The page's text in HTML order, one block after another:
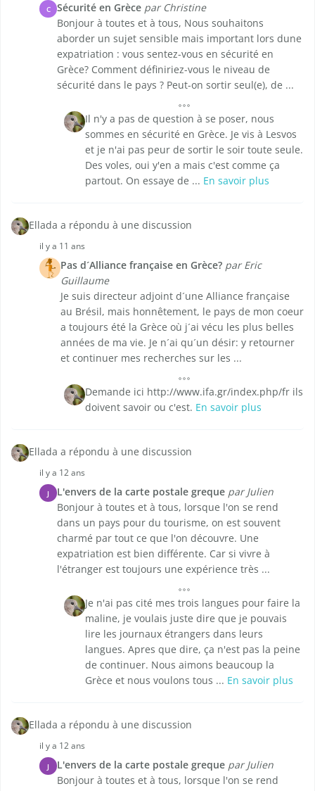
C Sécurité en Grèce par Christine
Bonjour à toutes et à tous, Nous souhaitons
aborder un sujet sensible mais important lors dune
expatriation : vous sentez-vous en sécurité en
Grèce? Comment définiriez-vous le niveau de
sécurité dans le pays ? Peut-on sortir seul(e), de ...
Il n'y a pas de question à se poser, nous
sommes en sécurité en Grèce. Je vis à Lesvos
et je n'ai pas peur de sortir le soir toute seule.
Des voles, oui y'en a mais c'est comme ça
partout. On essaye de ... En savoir plus
Ellada a répondu à une discussion
il y a 11 ans
Pas d´Alliance française en Grèce? par Eric
Guillaume
Je suis directeur adjoint d´une Alliance française
au Brésil, mais honnêtement, le pays de mon coeur
a toujours été la Grèce où j´ai vécu les plus belles
années de ma vie. Je n´ai qu´un désir: y retourner
et continuer mes recherches sur les ...
Demande ici http://www.ifa.gr/index.php/fr ils
doivent savoir ou c'est. En savoir plus
Ellada a répondu à une discussion
il y a 12 ans
J L'envers de la carte postale greque par Julien
Bonjour à toutes et à tous, lorsque l'on se rend
dans un pays pour du tourisme, on est souvent
charmé par tout ce que l'on découvre. Une
expatriation est bien différente. Car si vivre à
l'étranger est toujours une expérience très ...
Je n'ai pas cité mes trois langues pour faire la
maline, je voulais juste dire que je pouvais
lire les journaux étrangers dans leurs
langues. Apres que dire, ça n'est pas la peine
de continuer. Nous aimons beaucoup la
Grèce et nous voulons tous ... En savoir plus
Ellada a répondu à une discussion
il y a 12 ans
J L'envers de la carte postale greque par Julien
Bonjour à toutes et à tous, lorsque l'on se rend